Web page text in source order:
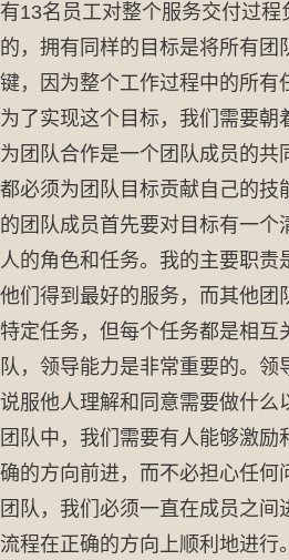
有13名员工对整个服务交付过程
的，拥有同样的目标是将所有团
键，因为整个工作过程中的所有
为了实现这个目标，我们需要朝
为团队合作是一个团队成员的共
都必须为团队目标贡献自己的技
的团队成员首先要对目标有一个
人的角色和任务。我的主要职责
他们得到最好的服务，而其他团
特定任务，但每个任务都是相互
队，领导能力是非常重要的。领
说服他人理解和同意需要做什么
团队中，我们需要有人能够激励
确的方向前进，而不必担心任何
团队，我们必须一直在成员之间
流程在正确的方向上顺利地进行。